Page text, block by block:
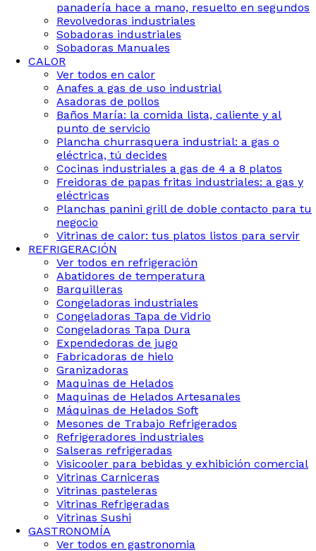
panadería hace a mano, resuelto en segundos
Revolvedoras industriales
Sobadoras industriales
Sobadoras Manuales
CALOR
Ver todos en calor
Anafes a gas de uso industrial
Asadoras de pollos
Baños María: la comida lista, caliente y al
punto de servicio
Plancha churrasquera industrial: a gas o
eléctrica, tú decides
Cocinas industriales a gas de 4 a 8 platos
Freidoras de papas fritas industriales: a gas y
eléctricas
Planchas panini grill de doble contacto para tu
negocio
Vitrinas de calor: tus platos listos para servir
REFRIGERACIÓN
Ver todos en refrigeración
Abatidores de temperatura
Barquilleras
Congeladoras industriales
Congeladoras Tapa de Vidrio
Congeladoras Tapa Dura
Expendedoras de jugo
Fabricadoras de hielo
Granizadoras
Maquinas de Helados
Maquinas de Helados Artesanales
Máquinas de Helados Soft
Mesones de Trabajo Refrigerados
Refrigeradores industriales
Salseras refrigeradas
Visicooler para bebidas y exhibición comercial
Vitrinas Carniceras
Vitrinas pasteleras
Vitrinas Refrigeradas
Vitrinas Sushi
GASTRONOMÍA
Ver todos en gastronomia